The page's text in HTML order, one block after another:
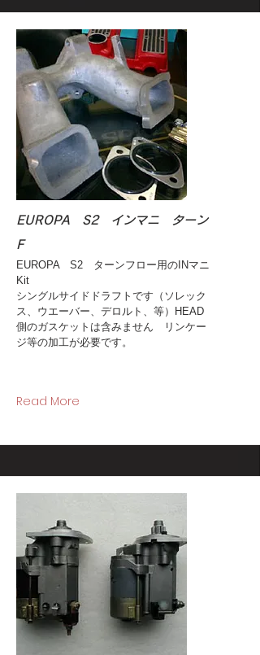
EUROPA S2 インマニ ターン
F
EUROPA S2 ターンフロー用のINマニ
Kit
シングルサイドドラフトです（ソレック
ス、ウエーバー、デロルト、等）HEAD
側のガスケットは含みません リンケー
ジ等の加工が必要です。
Read More